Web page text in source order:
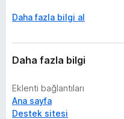
Daha fazla bilgi al
Daha fazla bilgi
Eklenti bağlantıları
Ana sayfa
Destek sitesi